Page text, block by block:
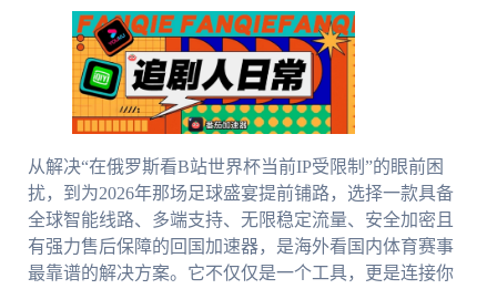
从解决“在俄罗斯看B站世界杯当前IP受限制”的眼前困
扰，到为2026年那场足球盛宴提前铺路，选择一款具备
全球智能线路、多端支持、无限稳定流量、安全加密且
有强力售后保障的回国加速器，是海外看国内体育赛事
最靠谱的解决方案。它不仅仅是一个工具，更是连接你